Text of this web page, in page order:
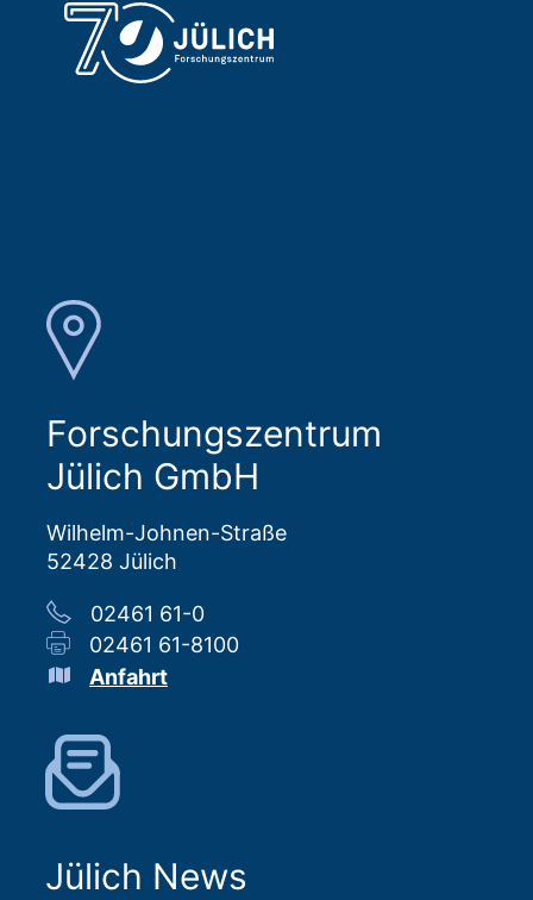
Forschungszentrum
Jülich GmbH
Wilhelm-Johnen-Straße
52428 Jülich
02461 61-0
02461 61-8100
Anfahrt
Jülich News